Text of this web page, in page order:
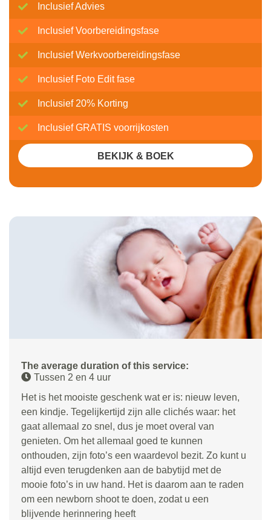
The average duration of this service:
Tussen 2 en 4 uur
Het is het mooiste geschenk wat er is: nieuw leven,
een kindje. Tegelijkertijd zijn alle clichés waar: het
gaat allemaal zo snel, dus je moet overal van
genieten. Om het allemaal goed te kunnen
onthouden, zijn foto’s een waardevol bezit. Zo kunt u
altijd even terugdenken aan de babytijd met de
mooie foto’s in uw hand. Het is daarom aan te raden
om een newborn shoot te doen, zodat u een
blijvende herinnering heeft
Inclusief Advies
Inclusief Voorbereidingsfase
Inclusief Werkvoorbereidingsfase
Inclusief Foto Edit fase
Inclusief 20% Korting
Inclusief GRATIS voorrijkosten
BEKIJK & BOEK